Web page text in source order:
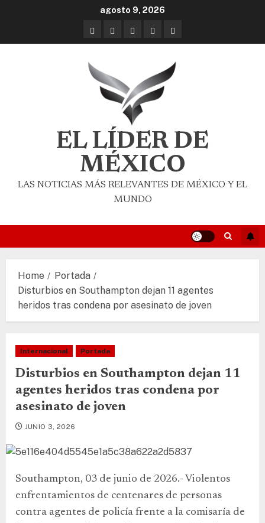
agosto 9, 2026
EL LÍDER DE
MÉXICO
LAS NOTICIAS MÁS RELEVANTES DE MÉXICO Y EL
MUNDO
Home
Portada
Disturbios en Southampton dejan 11 agentes
heridos tras condena por asesinato de joven
Internacional Portada
Disturbios en Southampton dejan 11
agentes heridos tras condena por
asesinato de joven
JUNIO 3, 2026
Southampton, 03 de junio de 2026.- Violentos
enfrentamientos de centenares de personas
contra agentes de policía frente a la comisaría de